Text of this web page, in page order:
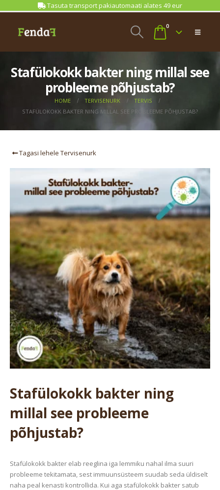
Tasuta transport pakiautomaati alates 49 eur
0
Stafülokokk bakter ning millal see
probleeme põhjustab?
HOME TERVISENURK
TERVIS
STAFÜLOKOKK BAKTER NING MILLAL SEE PROBLEEME PÕHJUSTAB?
Tagasi lehele Tervisenurk
Stafülokokk bakter ning
millal see probleeme
põhjustab?
Stafülokokk bakter elab reeglina iga lemmiku nahal ilma suuri
probleeme tekitamata, sest immuunsüsteem suudab seda üldiselt
naha peal kenasti kontrollida. Kui aga stafülokokk bakter satub